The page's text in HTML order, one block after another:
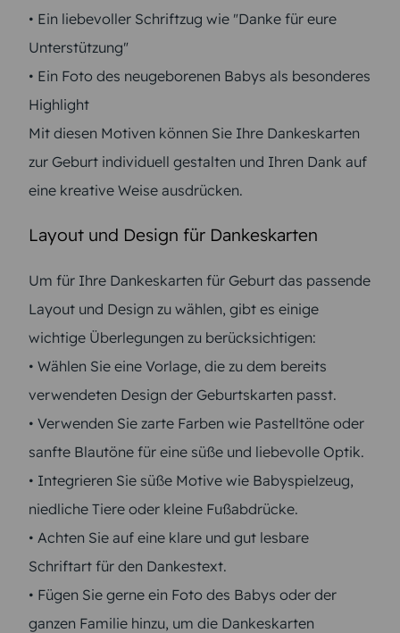
• Ein liebevoller Schriftzug wie "Danke für eure
Unterstützung"
• Ein Foto des neugeborenen Babys als besonderes
Highlight
Mit diesen Motiven können Sie Ihre Dankeskarten
zur Geburt individuell gestalten und Ihren Dank auf
eine kreative Weise ausdrücken.
Layout und Design für Dankeskarten
Um für Ihre Dankeskarten für Geburt das passende
Layout und Design zu wählen, gibt es einige
wichtige Überlegungen zu berücksichtigen:
• Wählen Sie eine Vorlage, die zu dem bereits
verwendeten Design der Geburtskarten passt.
• Verwenden Sie zarte Farben wie Pastelltöne oder
sanfte Blautöne für eine süße und liebevolle Optik.
• Integrieren Sie süße Motive wie Babyspielzeug,
niedliche Tiere oder kleine Fußabdrücke.
• Achten Sie auf eine klare und gut lesbare
Schriftart für den Dankestext.
• Fügen Sie gerne ein Foto des Babys oder der
ganzen Familie hinzu, um die Dankeskarten